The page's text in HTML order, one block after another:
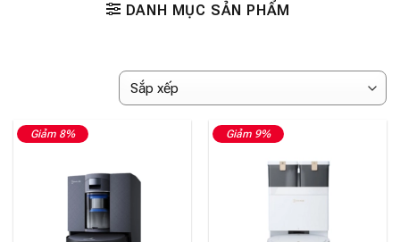
DANH MỤC SẢN PHẨM
Giảm 8% Giảm 9%